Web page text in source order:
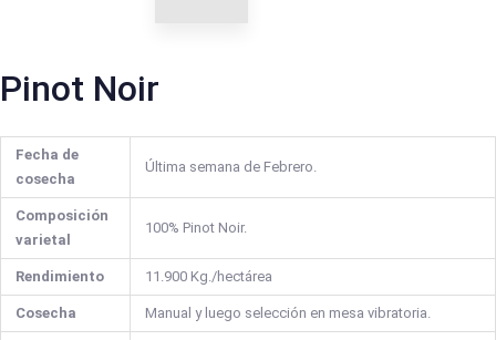
Pinot Noir
Fecha de
cosecha
Última semana de Febrero.
Composición
varietal
100% Pinot Noir.
Rendimiento 11.900 Kg./hectárea
Cosecha Manual y luego selección en mesa vibratoria.